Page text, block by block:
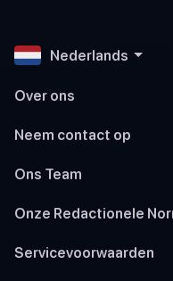
Nederlands
Over ons
Neem contact op
Ons Team
Onze Redactionele
Servicevoorwaarden